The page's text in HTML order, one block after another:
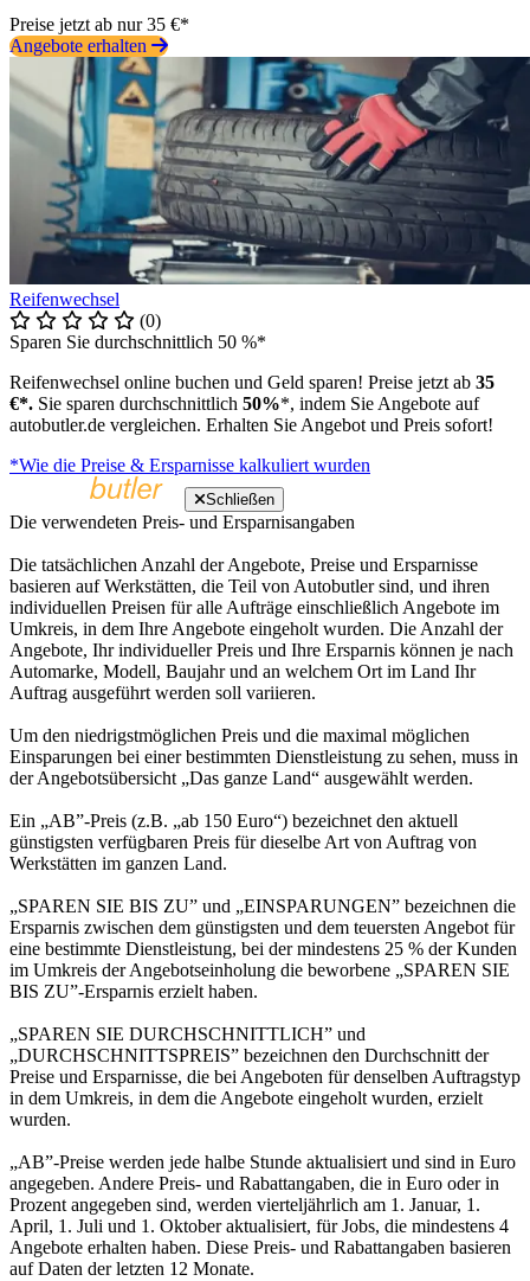
Preise jetzt ab nur 35 €*
Angebote erhalten
Reifenwechsel
(0)
Sparen Sie durchschnittlich 50 %*
Reifenwechsel online buchen und Geld sparen! Preise jetzt ab 35
€*. Sie sparen durchschnittlich 50%*, indem Sie Angebote auf
autobutler.de vergleichen. Erhalten Sie Angebot und Preis sofort!
*Wie die Preise & Ersparnisse kalkuliert wurden
Schließen
Die verwendeten Preis- und Ersparnisangaben
Die tatsächlichen Anzahl der Angebote, Preise und Ersparnisse
basieren auf Werkstätten, die Teil von Autobutler sind, und ihren
individuellen Preisen für alle Aufträge einschließlich Angebote im
Umkreis, in dem Ihre Angebote eingeholt wurden. Die Anzahl der
Angebote, Ihr individueller Preis und Ihre Ersparnis können je nach
Automarke, Modell, Baujahr und an welchem Ort im Land Ihr
Auftrag ausgeführt werden soll variieren.
Um den niedrigstmöglichen Preis und die maximal möglichen
Einsparungen bei einer bestimmten Dienstleistung zu sehen, muss in
der Angebotsübersicht „Das ganze Land“ ausgewählt werden.
Ein „AB”-Preis (z.B. „ab 150 Euro“) bezeichnet den aktuell
günstigsten verfügbaren Preis für dieselbe Art von Auftrag von
Werkstätten im ganzen Land.
„SPAREN SIE BIS ZU” und „EINSPARUNGEN” bezeichnen die
Ersparnis zwischen dem günstigsten und dem teuersten Angebot für
eine bestimmte Dienstleistung, bei der mindestens 25 % der Kunden
im Umkreis der Angebotseinholung die beworbene „SPAREN SIE
BIS ZU”-Ersparnis erzielt haben.
„SPAREN SIE DURCHSCHNITTLICH” und
„DURCHSCHNITTSPREIS” bezeichnen den Durchschnitt der
Preise und Ersparnisse, die bei Angeboten für denselben Auftragstyp
in dem Umkreis, in dem die Angebote eingeholt wurden, erzielt
wurden.
„AB”-Preise werden jede halbe Stunde aktualisiert und sind in Euro
angegeben. Andere Preis- und Rabattangaben, die in Euro oder in
Prozent angegeben sind, werden vierteljährlich am 1. Januar, 1.
April, 1. Juli und 1. Oktober aktualisiert, für Jobs, die mindestens 4
Angebote erhalten haben. Diese Preis- und Rabattangaben basieren
auf Daten der letzten 12 Monate.